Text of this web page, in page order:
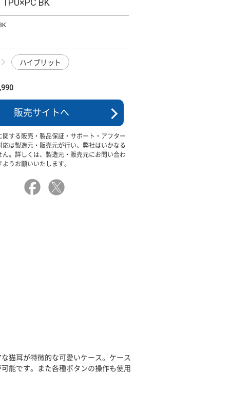
ハイブリット
販売サイトへ
関する販売・製品保証・サポート・アフター
応は製造元・販売元が行い、弊社はいかなる
ん。詳しくは、製造元・販売元にお問い合わ
うお願いいたします。
猫耳が特徴的な可愛いケース。ケース
能です。また各種ボタンの操作も使用